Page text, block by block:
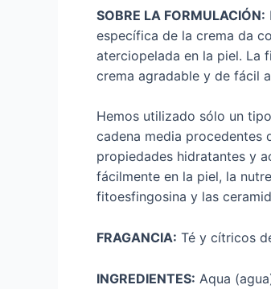
SOBRE LA FORMULACIÓN:
específica de la crema da
aterciopelada en la piel. La
crema agradable y de fácil
Hemos utilizado sólo un
cadena media procedentes
propiedades hidratantes y
fácilmente en la piel, la
fitoesfingosina y las
FRAGANCIA: Té y cítricos
INGREDIENTES: Aqua